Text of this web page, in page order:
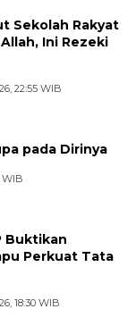
Sekolah Rakyat
Ini Rezeki
22:55 WIB
pada Dirinya
WIB
Buktikan
Perkuat Tata
18:30 WIB